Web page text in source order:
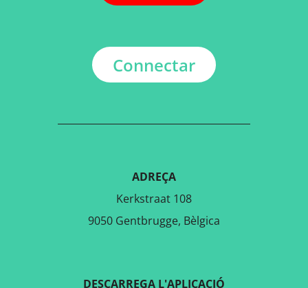
Connectar
ADREÇA
Kerkstraat 108
9050 Gentbrugge, Bèlgica
DESCARREGA L'APLICACIÓ